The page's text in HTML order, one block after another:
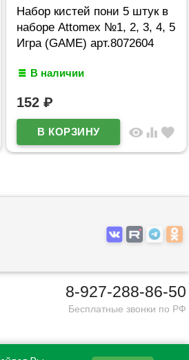
Набор кистей пони 5 штук в
наборе Attomex №1, 2, 3, 4, 5
Игра (GAME) арт.8072604
В наличии
152₽
visibility equalizer favorite
8-927-288-86-50
Бесплатные звонки по РФ